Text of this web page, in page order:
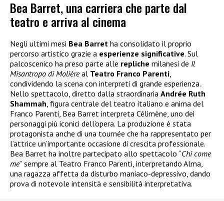
Bea Barret, una carriera che parte dal
teatro e arriva al cinema
Negli ultimi mesi Bea Barret ha consolidato il proprio
percorso artistico grazie a esperienze significative. Sul
palcoscenico ha preso parte alle repliche milanesi de Il
Misantropo di Molièreal Teatro Franco Parenti
condividendo la scena con interpreti di grande esperienza.
Nello spettacolo, diretto dalla straordinaria Andrée Ruth
Shammah , figura centrale del teatro italiano e anima del
Franco Parenti, Bea Barret interpreta Célimène, uno dei
personaggi più iconici dell’opera. La produzione è stata
protagonista anche di una tournée che ha rappresentato per
l’attrice un’importante occasione di crescita professionale.
Bea Barret ha inoltre partecipato allo spettacolo “Chi come
me” sempre al Teatro Franco Parenti, interpretando Alma,
una ragazza affetta da disturbo maniaco-depressivo, dando
prova di notevole intensità e sensibilità interpretativa.